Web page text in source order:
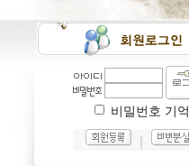
비밀번호 기억